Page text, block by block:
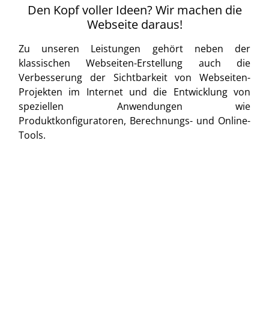
Den Kopf voller Ideen? Wir machen die
Webseite daraus!
Zu unseren Leistungen gehört neben der
klassischen Webseiten-Erstellung auch die
Verbesserung der Sichtbarkeit von Webseiten-
Projekten im Internet und die Entwicklung von
speziellen Anwendungen wie
Produktkonfiguratoren, Berechnungs- und Online-
Tools.